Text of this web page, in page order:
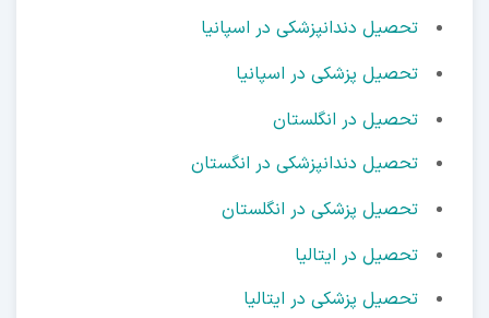
تحصیل دندانپزشکی در اسپانیا
تحصیل پزشکی در اسپانیا
تحصیل در انگلستان
تحصیل دندانپزشکی در انگستان
تحصیل پزشکی در انگلستان
تحصیل در ایتالیا
تحصیل پزشکی در ایتالیا